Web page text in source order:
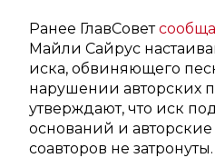
Ранее ГлавСовет
Майли Сайрус
иска, обвиняющего
нарушении авторских
утверждают, что иск
оснований и
соавторов не затронуты.